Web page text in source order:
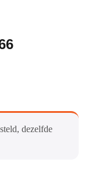
dezelfde